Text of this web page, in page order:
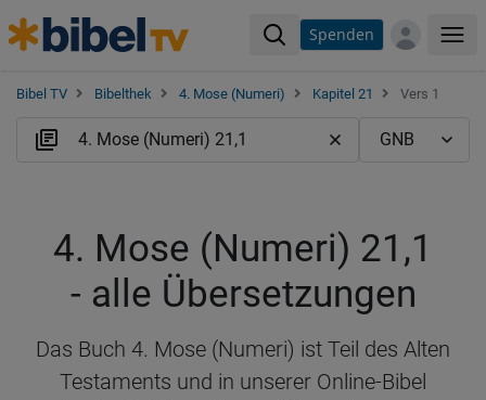
Spenden
Bibel TV Bibelthek 4. Mose (Numeri) Kapitel 21 Vers 1
4. Mose (Numeri) 21,1
- alle Übersetzungen
Das Buch 4. Mose (Numeri) ist Teil des Alten
Testaments und in unserer Online-Bibel